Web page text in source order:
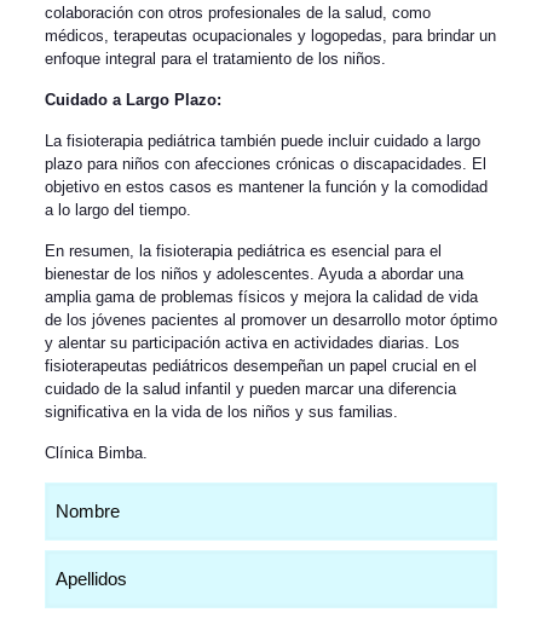
colaboración con otros profesionales de la salud, como
médicos, terapeutas ocupacionales y logopedas, para brindar un
enfoque integral para el tratamiento de los niños.
Cuidado a Largo Plazo:
La fisioterapia pediátrica también puede incluir cuidado a largo
plazo para niños con afecciones crónicas o discapacidades. El
objetivo en estos casos es mantener la función y la comodidad
a lo largo del tiempo.
En resumen, la fisioterapia pediátrica es esencial para el
bienestar de los niños y adolescentes. Ayuda a abordar una
amplia gama de problemas físicos y mejora la calidad de vida
de los jóvenes pacientes al promover un desarrollo motor óptimo
y alentar su participación activa en actividades diarias. Los
fisioterapeutas pediátricos desempeñan un papel crucial en el
cuidado de la salud infantil y pueden marcar una diferencia
significativa en la vida de los niños y sus familias.
Clínica Bimba.
(Obligatorio)